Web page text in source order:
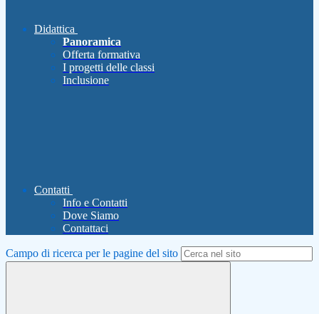
Didattica
Panoramica
Offerta formativa
I progetti delle classi
Inclusione
Contatti
Info e Contatti
Dove Siamo
Contattaci
Campo di ricerca per le pagine del sito